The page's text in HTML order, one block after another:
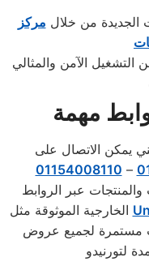
الجديدة من خلال مركز
الآمن والمثالي
مهمة
01154008110 –
عبر الروابط
مستمرة لجميع عروض